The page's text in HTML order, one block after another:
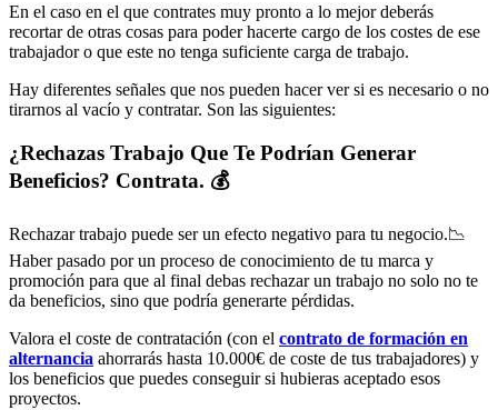
En el caso en el que contrates muy pronto a lo mejor deberás
recortar de otras cosas para poder hacerte cargo de los costes de ese
trabajador o que este no tenga suficiente carga de trabajo.
Hay diferentes señales que nos pueden hacer ver si es necesario o no
tirarnos al vacío y contratar. Son las siguientes:
¿Rechazas Trabajo Que Te Podrían Generar
Beneficios? Contrata. 💰
Rechazar trabajo puede ser un efecto negativo para tu negocio.📉
Haber pasado por un proceso de conocimiento de tu marca y
promoción para que al final debas rechazar un trabajo no solo no te
da beneficios, sino que podría generarte pérdidas.
Valora el coste de contratación (con el contrato de formación en
alternancia ahorrarás hasta 10.000€ de coste de tus trabajadores) y
los beneficios que puedes conseguir si hubieras aceptado esos
proyectos.